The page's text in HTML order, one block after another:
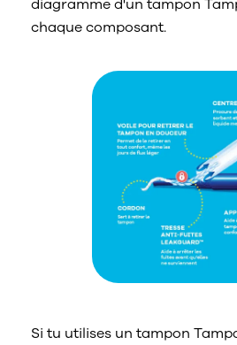
diagramme d'un tampon
chaque composant.
Si tu utilises un tampon